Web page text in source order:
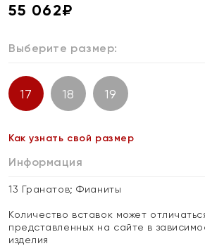
55 062₽
Выберите размер:
17 18 19
Как узнать свой размер
Информация
13 Гранатов; Фианиты
Количество вставок может
представленных на сайте в
изделия